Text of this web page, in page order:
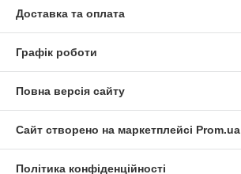
Доставка та оплата
Графік роботи
Повна версія сайту
Сайт створено на маркетплейсі Prom.ua
Політика конфіденційності